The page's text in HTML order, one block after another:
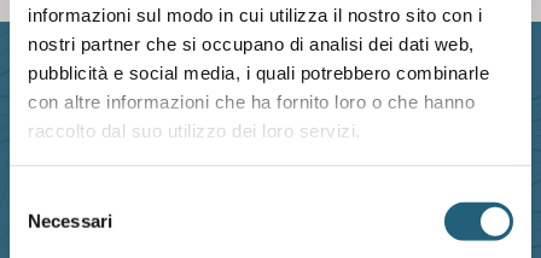
informazioni sul modo in cui utilizza il nostro sito con i
nostri partner che si occupano di analisi dei dati web,
pubblicità e social media, i quali potrebbero combinarle
con altre informazioni che ha fornito loro o che hanno
raccolto dal suo utilizzo dei loro servizi.
delNecessari
ORARI DI APERTURA
le sale chiudono alle